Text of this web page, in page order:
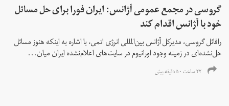
گروسی در مجمع عمومی آژانس: ایران فورا برای حل مسائل
خود با آژانس اقدام کند
رافائل گروسی، مدیرکل آژانس بین‌المللی انرژی اتمی، با اشاره به اینکه هنوز مسائل
حل‌نشده‌ای در زمینه وجود اورانیوم در سایت‌های اعلام‌نشده ایران میان...
۲۲ ساعت ۵۰ دقیقه پیش